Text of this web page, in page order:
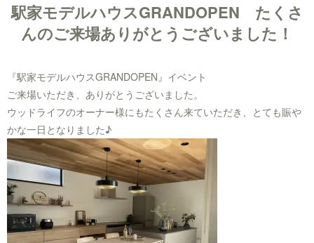
駅家モデルハウスGRANDOPEN たくさ
んのご来場ありがとうございました！
『駅家モデルハウスGRANDOPEN』イベント
ご来場いただき、ありがとうございました。
ウッドライフのオーナー様にもたくさん来ていただき、とても賑や
かな一日となりました♪